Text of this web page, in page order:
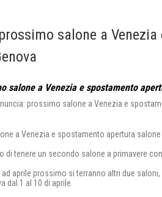
salone a
salone a Venezia e spostamento
a Venezia e spostamento apertura salone
di tenere un secondo salone a primavere
ad aprile prossimo si terranno altri due
dal 1 al 10 di aprile.